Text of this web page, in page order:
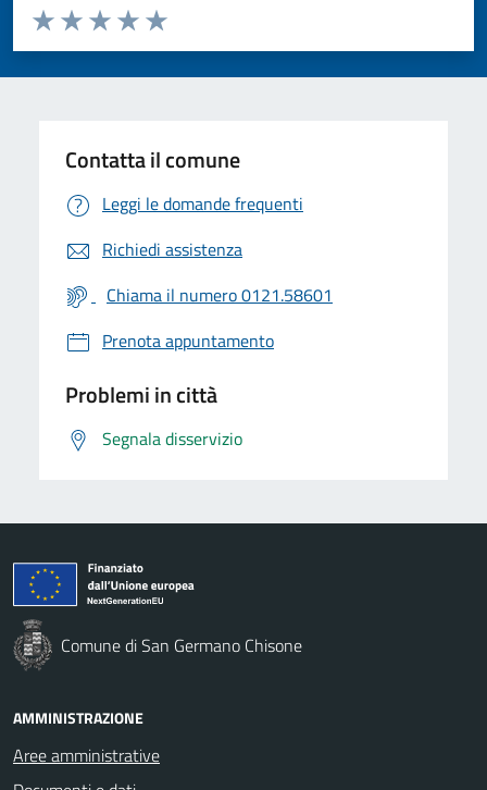
Valuta da 1 a 5 stelle la pagina
Valuta 5 stelle su 5
Valuta 4 stelle su 5
Valuta 3 stelle su 5
Valuta 2 stelle su 5
Valuta 1 stelle su 5
Contatta il comune
Leggi le domande frequenti
Richiedi assistenza
Chiama il numero 0121.58601
Prenota appuntamento
Problemi in città
Segnala disservizio
Comune di San Germano Chisone
AMMINISTRAZIONE
Aree amministrative